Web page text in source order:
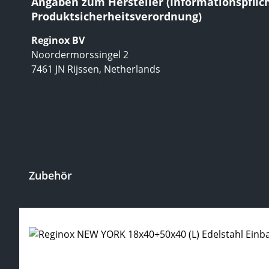
Produktsicherheitsverordnung)
Reginox BV
Noordermorssingel 2
7461 JN Rijssen, Netherlands
Zubehör